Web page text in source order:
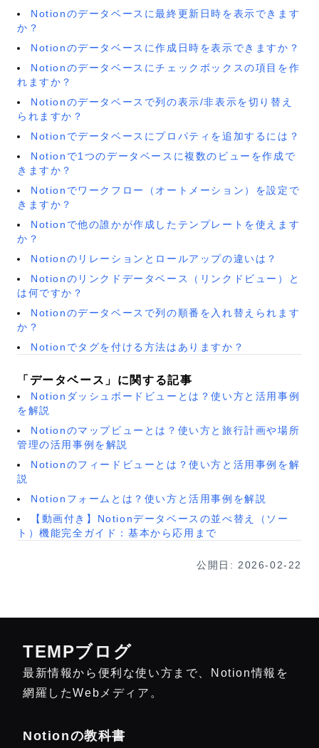
Notionのデータベースに最終更新日時を表示できます
か？
Notionのデータベースに作成日時を表示できますか？
Notionのデータベースにチェックボックスの項目を作
れますか？
Notionのデータベースで列の表示/非表示を切り替え
られますか？
Notionでデータベースにプロパティを追加するには？
Notionで1つのデータベースに複数のビューを作成で
きますか？
Notionでワークフロー（オートメーション）を設定で
きますか？
Notionで他の誰かが作成したテンプレートを使えます
か？
Notionのリレーションとロールアップの違いは？
Notionのリンクドデータベース（リンクドビュー）と
は何ですか？
Notionのデータベースで列の順番を入れ替えられます
か？
Notionでタグを付ける方法はありますか？
「データベース」に関する記事
Notionダッシュボードビューとは？使い方と活用事例
を解説
Notionのマップビューとは？使い方と旅行計画や場所
管理の活用事例を解説
Notionのフィードビューとは？使い方と活用事例を解
説
Notionフォームとは？使い方と活用事例を解説
【動画付き】Notionデータベースの並べ替え（ソー
ト）機能完全ガイド：基本から応用まで
公開日: 2026-02-22
TEMPブログ
最新情報から便利な使い方まで、Notion情報を
網羅したWebメディア。
Notionの教科書